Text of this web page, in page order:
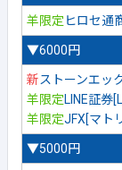
羊限定 ヒロセ通
▼6000円
新ストーンエッ
羊限定LINE証券
羊限定JFX[マト
▼5000円